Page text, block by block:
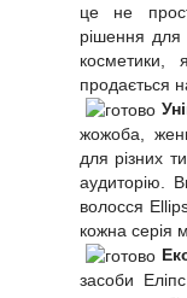
це не
рішення для
косметики,
продається
жожоба,
для різних
аудиторію.
волосся
кожна серія
засоби